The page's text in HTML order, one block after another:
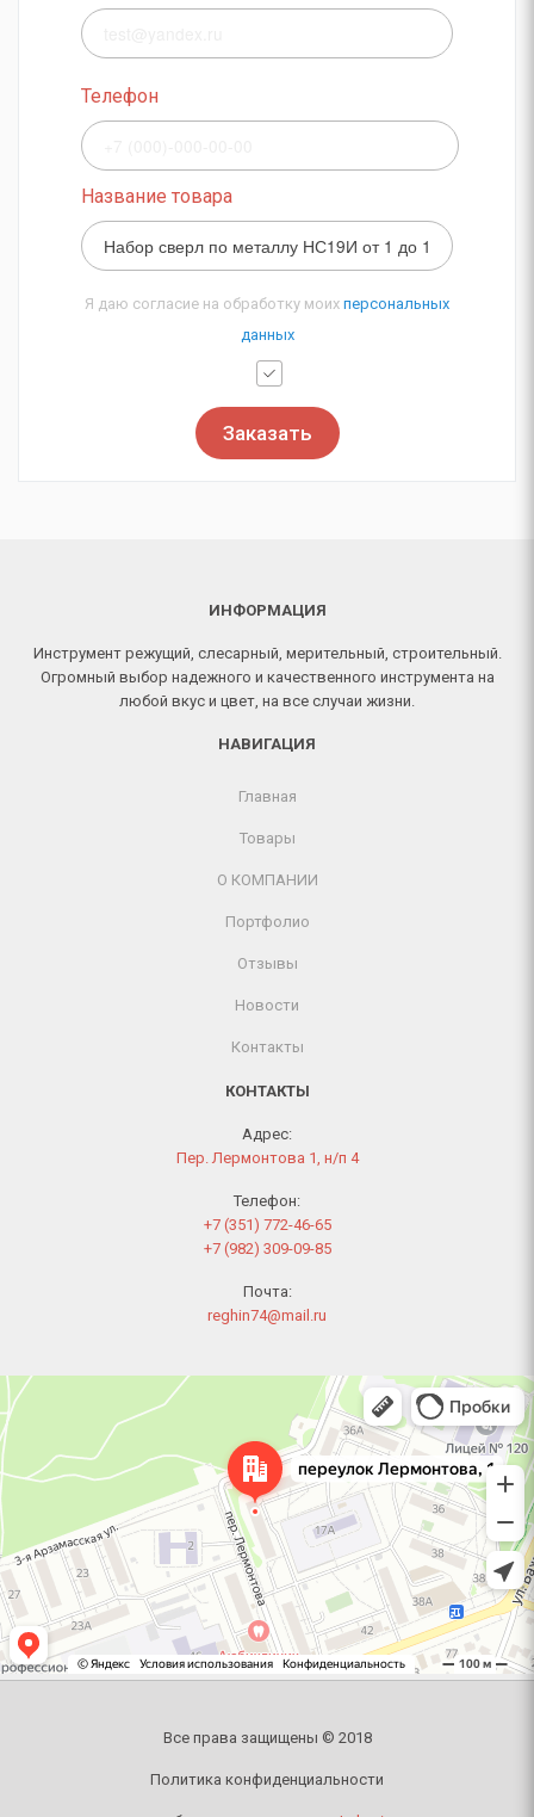
Телефон
Название товара
Я даю согласие на обработку моих персональных
данных
Заказать
ИНФОРМАЦИЯ
Инструмент режущий, слесарный, мерительный, строительный.
Огромный выбор надежного и качественного инструмента на
любой вкус и цвет, на все случаи жизни.
НАВИГАЦИЯ
Главная
Товары
О КОМПАНИИ
Портфолио
Отзывы
Новости
Контакты
КОНТАКТЫ
Адрес:
Пер. Лермонтова 1, н/п 4
Телефон:
+7 (351) 772-46-65
+7 (982) 309-09-85
Почта:
reghin74@mail.ru
Челябинск
Переулок Лермонтова, 1 — Яндекс Карты
Все права защищены © 2018
Политика конфиденциальности